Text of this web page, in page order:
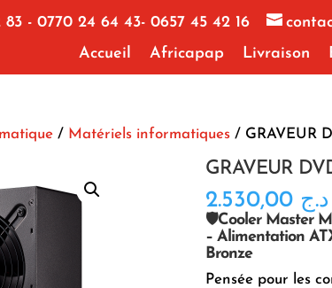
83 - 0770 24 64 43- 0657 45 42 16
Accueil
Africapap Livraison
/ Matériels informatiques/ GRAVEUR
GRAVEUR
د.ج 2.530,00
🛡️Cooler Master
– Alimentation
Bronze
Pensée pour les